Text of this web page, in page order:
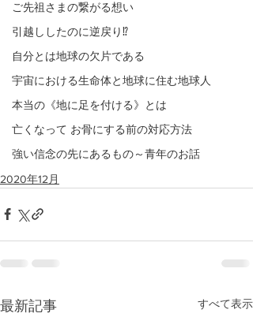
ご先祖さまの繋がる想い
引越ししたのに逆戻り⁉️
自分とは地球の欠片である
宇宙における生命体と地球に住む地球人
本当の《地に足を付ける》とは
亡くなって お骨にする前の対応方法
強い信念の先にあるもの～青年のお話
2020年12月
最新記事 すべて表示